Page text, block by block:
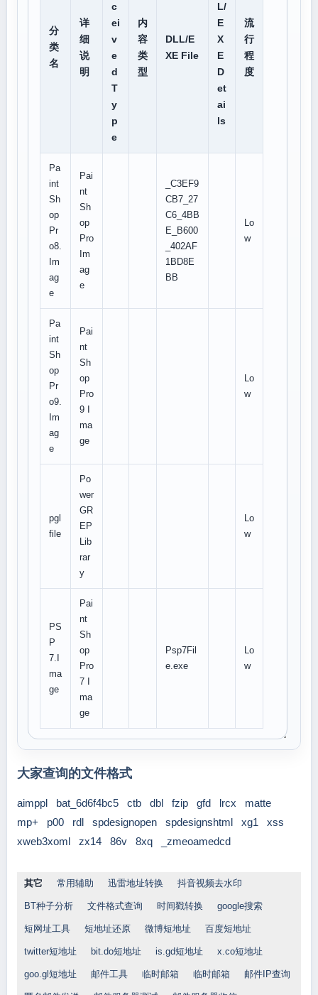
分
类
名
详
细
说
明
c
ei
v
e
d
T
y
p
e
内
容
类
型
DLL/E
XE File
L/
E
X
E
D
et
ai
ls
流
行
程
度
Pa
int
Sh
op
Pr
o8.
Im
ag
e
Pai
nt
Sh
op
Pro
Im
ag
e
_C3EF9
CB7_27
C6_4BB
E_B600
_402AF
1BD8E
BB
Lo
w
Pa
int
Sh
op
Pr
o9.
Im
ag
e
Pai
nt
Sh
op
Pro
9 I
ma
ge
Lo
w
pgl
file
Po
wer
GR
EP
Lib
rar
y
Lo
w
PS
P
7.I
ma
ge
Pai
nt
Sh
op
Pro
7 I
ma
ge
Psp7Fil
e.exe
Lo
w
大家查询的文件格式
aimppl bat_6d6f4bc5 ctb dbl fzip gfd lrcx
matte
mp+
p00 rdl spdesignopen spdesignshtml xg1
xss
xweb3xoml
zx14 86v 8xq _zmeoamedcd
其它 常用辅助 迅雷地址转换 抖音视频去水印
BT种子分析 文件格式查询 时间戳转换 google搜索
短网址工具 短地址还原 微博短地址 百度短地址
twitter短地址 bit.do短地址 is.gd短地址 x.co短地址
goo.gl短地址 邮件工具 临时邮箱 临时邮箱 邮件IP查询